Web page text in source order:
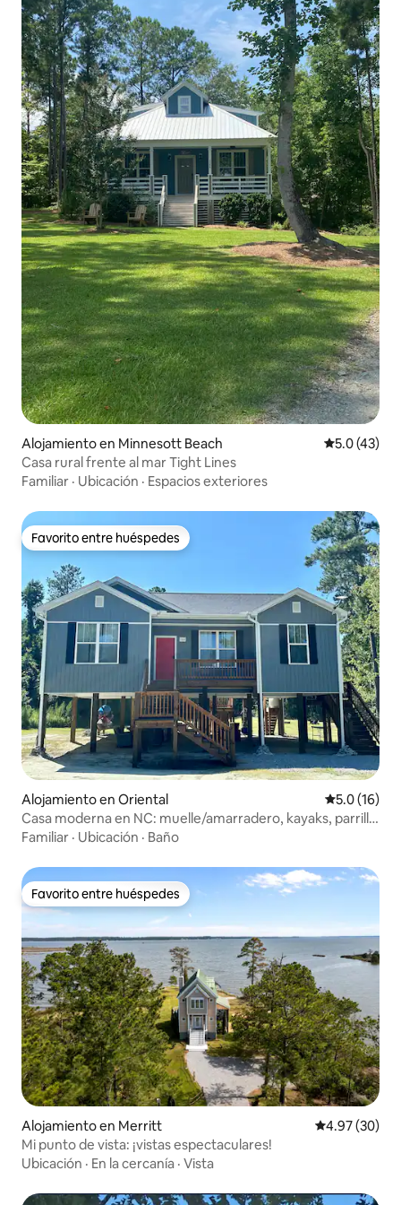
Alojamiento en Minnesott Beach Calificación
5.0 (43)
Casa rural frente al mar Tight Lines
Familiar · Ubicación · Espacios exteriores
Favorito entre huéspedes
Favorito entre huéspedes
Alojamiento en Oriental Calificación
5.0 (16)
Casa moderna en NC: muelle/amarradero, kayaks, parrilla,
fogata
Familiar · Ubicación · Baño
Favorito entre huéspedes
Favorito entre huéspedes
Alojamiento en Merritt Calificación
4.97 (30)
Mi punto de vista: ¡vistas espectaculares!
Ubicación · En la cercanía · Vista